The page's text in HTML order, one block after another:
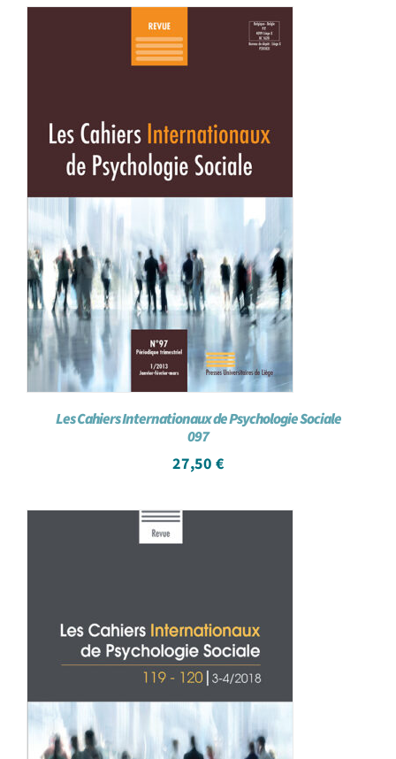
Les Cahiers Internationaux de Psychologie Sociale
097
27,50 €